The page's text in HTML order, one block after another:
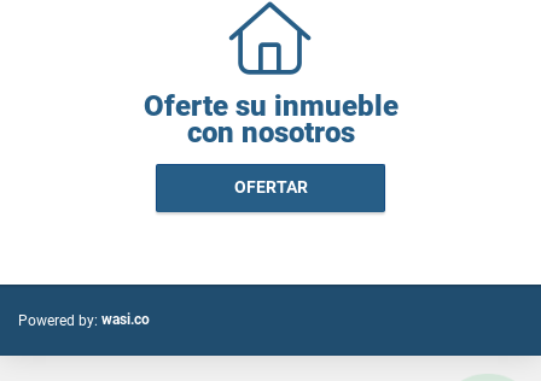
Oferte su inmueble
con nosotros
OFERTAR
Powered by: wasi.co